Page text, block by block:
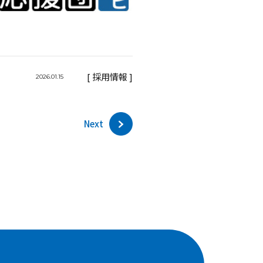
2026.01.15 [ 採用情報 ]
Next